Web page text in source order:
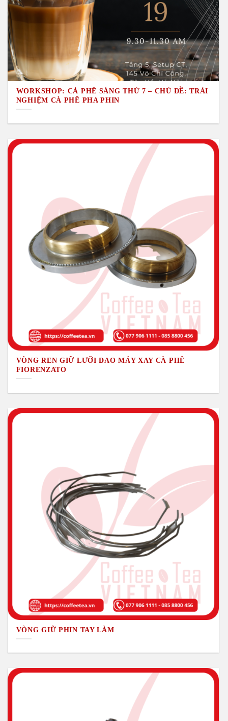
WORKSHOP: CÀ PHÊ SÁNG THỨ 7 – CHỦ ĐỀ: TRẢI
NGHIỆM CÀ PHÊ PHA PHIN
VÒNG REN GIỮ LƯỠI DAO MÁY XAY CÀ PHÊ
FIORENZATO
VÒNG GIỮ PHIN TAY LÀM